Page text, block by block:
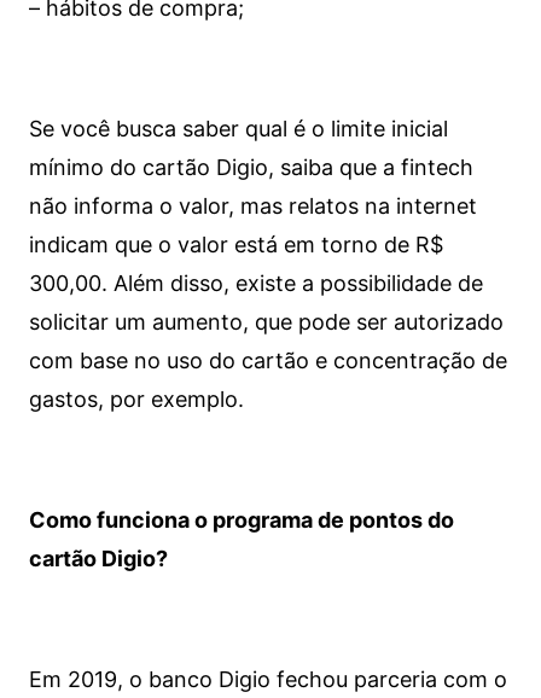
– hábitos de compra;
Se você busca saber qual é o limite inicial
mínimo do cartão Digio, saiba que a fintech
não informa o valor, mas relatos na internet
indicam que o valor está em torno de R$
300,00. Além disso, existe a possibilidade de
solicitar um aumento, que pode ser autorizado
com base no uso do cartão e concentração de
gastos, por exemplo.
Como funciona o programa de pontos do
cartão Digio?
Em 2019, o banco Digio fechou parceria com o